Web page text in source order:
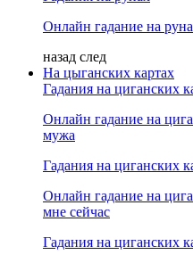
Онлайн гадание на
назад след
На цыганских картах
Гадания на циганских
Онлайн гадание на
мужа
Гадания на циганских
Онлайн гадание на
мне сейчас
Гадания на циганских